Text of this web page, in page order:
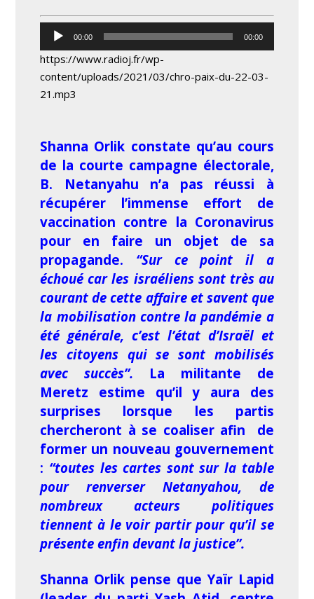
Lecteur
audio
00:00 00:00
https://www.radioj.fr/wp-
content/uploads/2021/03/chro-paix-du-22-03-
21.mp3
Shanna Orlik constate qu’au cours
de la courte campagne électorale,
B. Netanyahu n’a pas réussi à
récupérer l’immense effort de
vaccination contre la Coronavirus
pour en faire un objet de sa
propagande. “Sur ce point il a
échoué car les israéliens sont très au
courant de cette affaire et savent que
la mobilisation contre la pandémie a
été générale, c’est l’état d’Israël et
les citoyens qui se sont mobilisés
avec succès”. La militante de
Meretz estime qu’il y aura des
surprises lorsque les partis
chercheront à se coaliser afin de
former un nouveau gouvernement
: “toutes les cartes sont sur la table
pour renverser Netanyahou, de
nombreux acteurs politiques
tiennent à le voir partir pour qu’il se
présente enfin devant la justice”.
Shanna Orlik pense que Yaïr Lapid